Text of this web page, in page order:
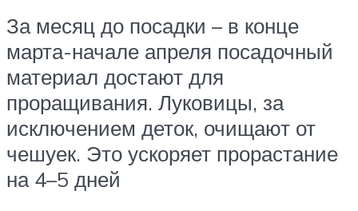
За месяц до посадки – в конце
марта-начале апреля посадочный
материал достают для
проращивания. Луковицы, за
исключением деток, очищают от
чешуек. Это ускоряет прорастание
на 4–5 дней